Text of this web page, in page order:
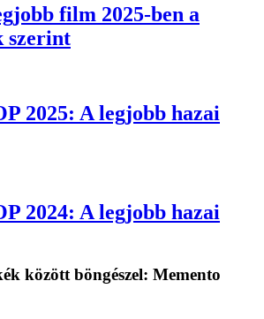
film 2025-ben a
szerint
2025: A legjobb hazai
2024: A legjobb hazai
között böngészel: Memento